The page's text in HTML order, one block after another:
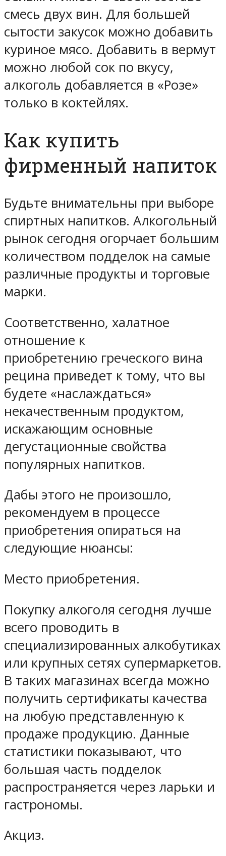
смесь двух вин. Для большей
сытости закусок можно добавить
куриное мясо. Добавить в вермут
можно любой сок по вкусу,
алкоголь добавляется в «Розе»
только в коктейлях.
Как купить
фирменный напиток
Будьте внимательны при выборе
спиртных напитков. Алкогольный
рынок сегодня огорчает большим
количеством подделок на самые
различные продукты и торговые
марки.
Соответственно, халатное
отношение к
приобретению греческого вина
рецина приведет к тому, что вы
будете «наслаждаться»
некачественным продуктом,
искажающим основные
дегустационные свойства
популярных напитков.
Дабы этого не произошло,
рекомендуем в процессе
приобретения опираться на
следующие нюансы:
Место приобретения.
Покупку алкоголя сегодня лучше
всего проводить в
специализированных алкобутиках
или крупных сетях супермаркетов.
В таких магазинах всегда можно
получить сертификаты качества
на любую представленную к
продаже продукцию. Данные
статистики показывают, что
большая часть подделок
распространяется через ларьки и
гастрономы.
Акциз.